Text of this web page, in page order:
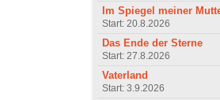
Im Spiegel meiner
Start: 20.8.2026
Das Ende der Sterne
Start: 27.8.2026
Vaterland
Start: 3.9.2026